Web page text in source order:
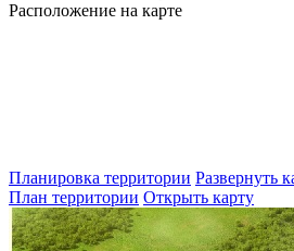
Расположение на карте
Планировка территории Развернуть
План территории Открыть карту